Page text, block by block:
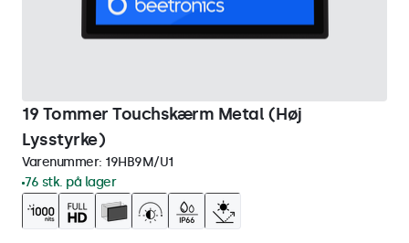
19 Tommer Touchskærm Metal (Høj
Lysstyrke)
Varenummer: 19HB9M/U1
76 stk. på lager